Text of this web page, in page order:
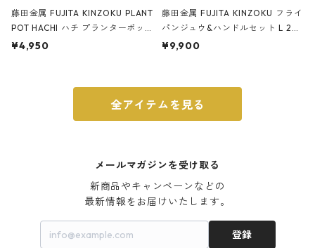
藤田金属 FUJITA KINZOKU PLANT
POT HACHI ハチ プランターポッ
ト 3号 ブラック
¥4,950
藤田金属 FUJITA KINZOKU フライ
パンジュウ&ハンドルセット L 24c
m ガス火・IH対応 鉄フライパン
¥9,900
全アイテムを見る
メールマガジンを受け取る
新商品やキャンペーンなどの
最新情報をお届けいたします。
登録